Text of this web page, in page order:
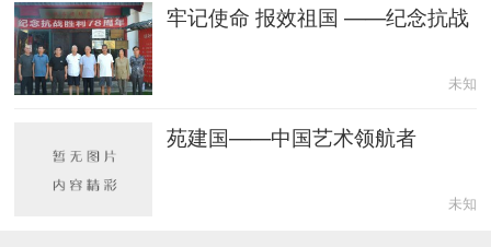
牢记使命 报效祖国 ——纪念抗战
未知
苑建国——中国艺术领航者
未知